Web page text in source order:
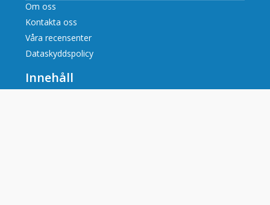
Om oss
Kontakta oss
Våra recensenter
Dataskyddspolicy
Innehåll